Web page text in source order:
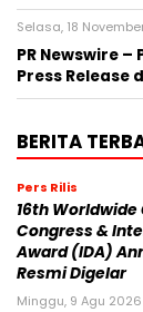
Selasa, 18
PR Newswire –
Press Release
BERITA
Pers Rilis
16th
Congress &
Award (IDA)
Resmi Digelar
Minggu, 9 Agu 2026